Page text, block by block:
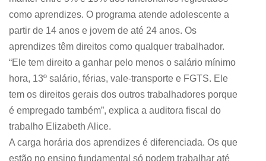
como aprendizes. O programa atende adolescente a
partir de 14 anos e jovem de até 24 anos. Os
aprendizes têm direitos como qualquer trabalhador.
“Ele tem direito a ganhar pelo menos o salário mínimo
hora, 13º salário, férias, vale-transporte e FGTS. Ele
tem os direitos gerais dos outros trabalhadores porque
é empregado também”, explica a auditora fiscal do
trabalho Elizabeth Alice.
A carga horária dos aprendizes é diferenciada. Os que
estão no ensino fundamental só podem trabalhar até